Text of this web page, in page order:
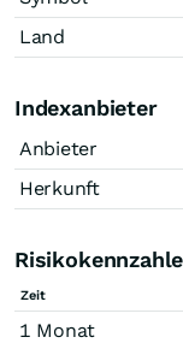
Land
Indexanbieter
Anbieter
Herkunft
Zeit
1 Monat